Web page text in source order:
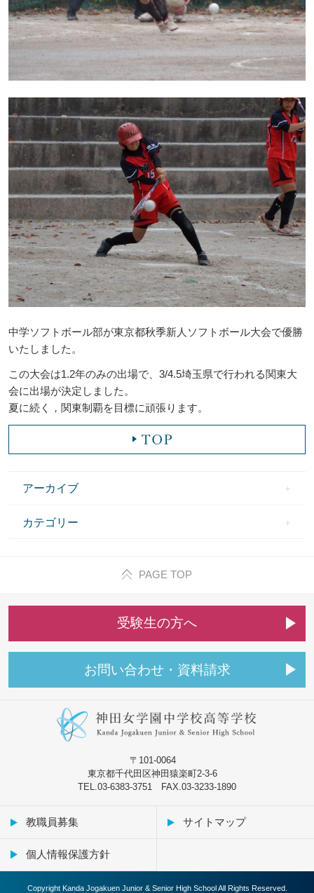
中学ソフトボール部が東京都秋季新人ソフトボール大会で優勝
いたしました。
この大会は1.2年のみの出場で、3/4.5埼玉県で行われる関東大
会に出場が決定しました。
夏に続く，関東制覇を目標に頑張ります。
アーカイブ
カテゴリー
PAGE TOP
受験生の方へ
お問い合わせ ・ 資料請求
〒101-0064
東京都千代田区神田猿楽町2-3-6
TEL.03-6383-3751 FAX.03-3233-1890
教職員募集 サイトマップ
個人情報保護方針
Copyright Kanda Jogakuen Junior & Senior High School All Rights Reserved.